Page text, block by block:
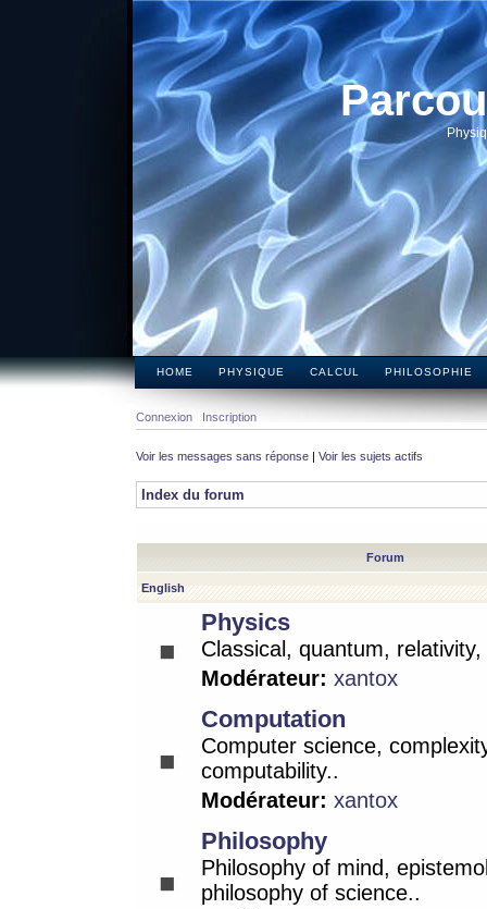
HOME PHYSIQUE CALCUL PHILOSOPHIE
Connexion Inscription
Voir les messages sans réponse | Voir les sujets actifs
Index du forum
Forum
English
Physics
Classical, quantum,
Modérateur: xantox
Computation
Computer science,
computability..
Modérateur: xantox
Philosophy
Philosophy of mind,
philosophy of science..